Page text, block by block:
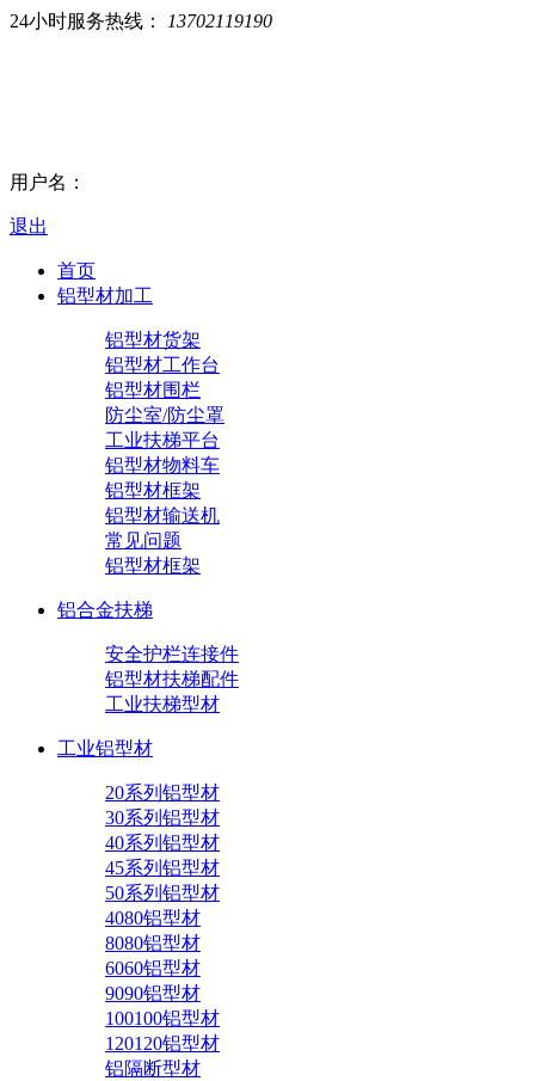
24小时服务热线： 13702119190
用户名：
退出
首页
铝型材加工
铝型材货架
铝型材工作台
铝型材围栏
防尘室/防尘罩
工业扶梯平台
铝型材物料车
铝型材框架
铝型材输送机
常见问题
铝型材框架
铝合金扶梯
安全护栏连接件
铝型材扶梯配件
工业扶梯型材
工业铝型材
20系列铝型材
30系列铝型材
40系列铝型材
45系列铝型材
50系列铝型材
4080铝型材
8080铝型材
6060铝型材
9090铝型材
100100铝型材
120120铝型材
铝隔断型材